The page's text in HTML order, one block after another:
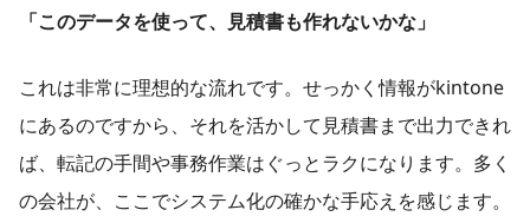
「このデータを使って、見積書も作れないかな」
これは非常に理想的な流れです。せっかく情報がkintone
にあるのですから、それを活かして見積書まで出力できれ
ば、転記の手間や事務作業はぐっとラクになります。多く
の会社が、ここでシステム化の確かな手応えを感じます。